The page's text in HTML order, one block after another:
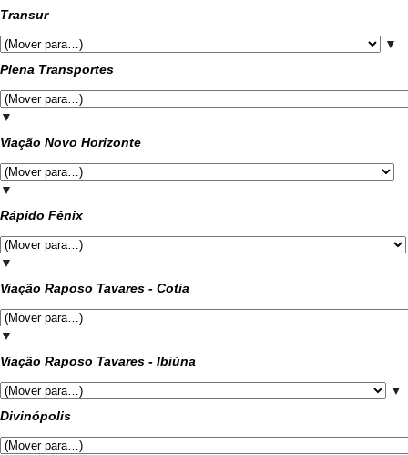
Transur
▼
Plena Transportes
▼
Viação Novo Horizonte
▼
Rápido Fênix
▼
Viação Raposo Tavares - Cotia
▼
Viação Raposo Tavares - Ibiúna
▼
Divinópolis